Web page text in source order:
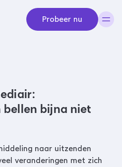
Probeer nu
bellen bijna niet
naar uitzenden
veranderingen met zich